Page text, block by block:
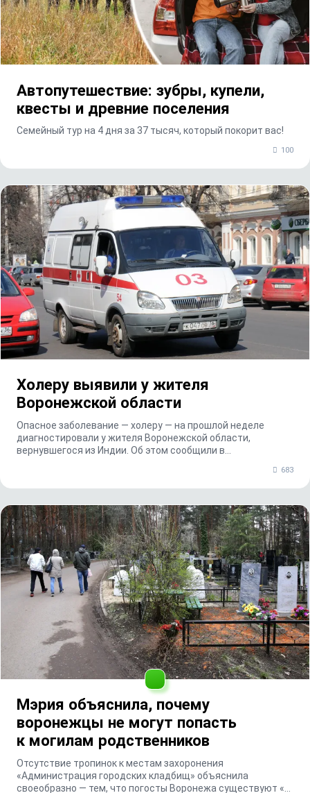
Автопутешествие: зубры, купели,
квесты и древние поселения
Семейный тур на 4 дня за 37 тысяч, который покорит вас!
100
Холеру выявили у жителя
Воронежской области
Опасное заболевание — холеру — на прошлой неделе
диагностировали у жителя Воронежской области,
вернувшегося из Индии. Об этом сообщили в
683
Мэрия объяснила, почему
воронежцы не могут попасть
к могилам родственников
Отсутствие тропинок к местам захоронения
«Администрация городских кладбищ» объяснила
своеобразно — тем, что погосты Воронежа существуют «с